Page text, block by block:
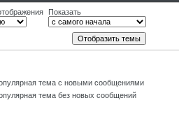
Показать
тема с новыми сообщениями
тема без новых сообщений